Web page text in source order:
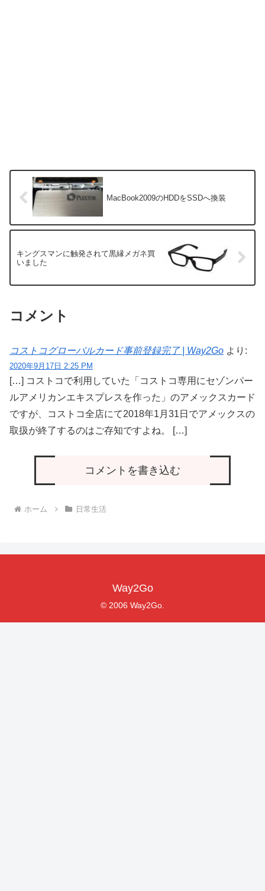
MacBook2009のHDDをSSDへ換装
キングスマンに触発されて黒縁メガネ買
いました
コメント
コストコグローバルカード事前登録完了 | Way2Go より:
2020年9月17日 2:25 PM
[…] コストコで利用していた「コストコ専用にセゾンパー
ルアメリカンエキスプレスを作った」のアメックスカード
ですが、コストコ全店にて2018年1月31日でアメックスの
取扱が終了するのはご存知ですよね。 […]
コメントを書き込む
ホーム 日常生活
Way2Go
© 2006 Way2Go.